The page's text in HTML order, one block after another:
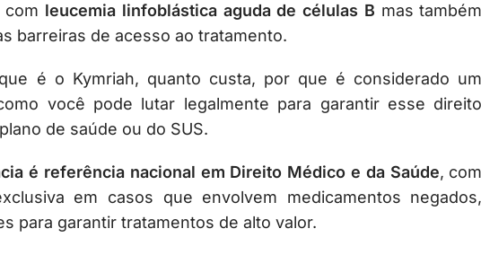
com leucemia linfoblástica aguda de células B mas também
barreiras de acesso ao tratamento.
é o Kymriah, quanto custa, por que é considerado um
você pode lutar legalmente para garantir esse direito
de saúde ou do SUS.
é referência nacional em Direito Médico e da Saúde, com
em casos que envolvem medicamentos negados,
para garantir tratamentos de alto valor.